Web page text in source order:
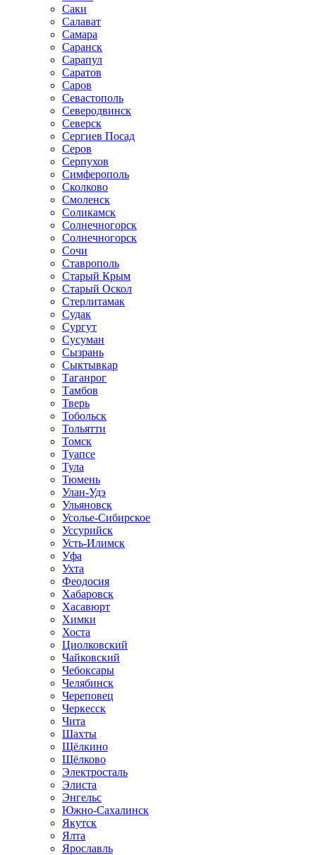
Саки
Салават
Самара
Саранск
Сарапул
Саратов
Саров
Севастополь
Северодвинск
Северск
Сергиев Посад
Серов
Серпухов
Симферополь
Сколково
Смоленск
Соликамск
Солнечногорск
Солнечногорск
Сочи
Ставрополь
Старый Крым
Старый Оскол
Стерлитамак
Судак
Сургут
Сусуман
Сызрань
Сыктывкар
Таганрог
Тамбов
Тверь
Тобольск
Тольятти
Томск
Туапсе
Тула
Тюмень
Улан-Удэ
Ульяновск
Усолье-Сибирское
Уссурийск
Усть-Илимск
Уфа
Ухта
Феодосия
Хабаровск
Хасавюрт
Химки
Хоста
Циолковский
Чайковский
Чебоксары
Челябинск
Череповец
Черкесск
Чита
Шахты
Щёлкино
Щёлково
Электросталь
Элиста
Энгельс
Южно-Сахалинск
Якутск
Ялта
Ярославль